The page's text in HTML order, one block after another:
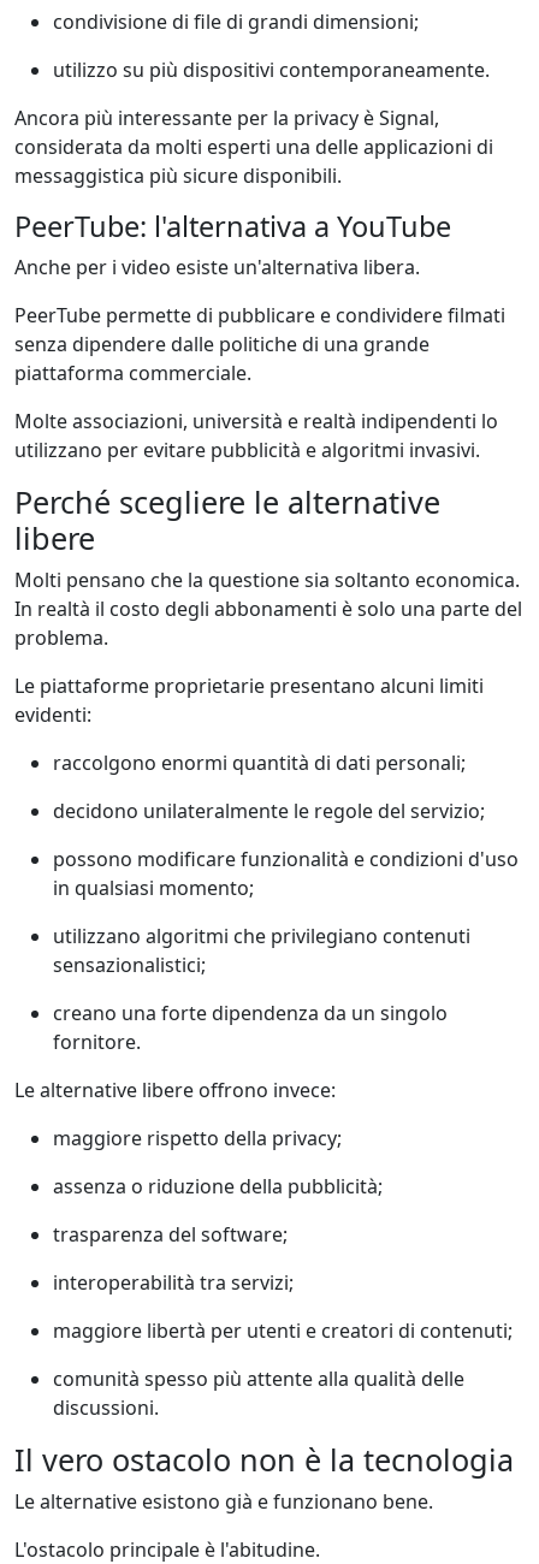
condivisione di file di grandi dimensioni;
utilizzo su più dispositivi contemporaneamente.
Ancora più interessante per la privacy è Signal,
considerata da molti esperti una delle applicazioni di
messaggistica più sicure disponibili.
PeerTube: l'alternativa a YouTube
Anche per i video esiste un'alternativa libera.
PeerTube permette di pubblicare e condividere filmati
senza dipendere dalle politiche di una grande
piattaforma commerciale.
Molte associazioni, università e realtà indipendenti lo
utilizzano per evitare pubblicità e algoritmi invasivi.
Perché scegliere le alternative
libere
Molti pensano che la questione sia soltanto economica.
In realtà il costo degli abbonamenti è solo una parte del
problema.
Le piattaforme proprietarie presentano alcuni limiti
evidenti:
raccolgono enormi quantità di dati personali;
decidono unilateralmente le regole del servizio;
possono modificare funzionalità e condizioni d'uso
in qualsiasi momento;
utilizzano algoritmi che privilegiano contenuti
sensazionalistici;
creano una forte dipendenza da un singolo
fornitore.
Le alternative libere offrono invece:
maggiore rispetto della privacy;
assenza o riduzione della pubblicità;
trasparenza del software;
interoperabilità tra servizi;
maggiore libertà per utenti e creatori di contenuti;
comunità spesso più attente alla qualità delle
discussioni.
Il vero ostacolo non è la tecnologia
Le alternative esistono già e funzionano bene.
L'ostacolo principale è l'abitudine.